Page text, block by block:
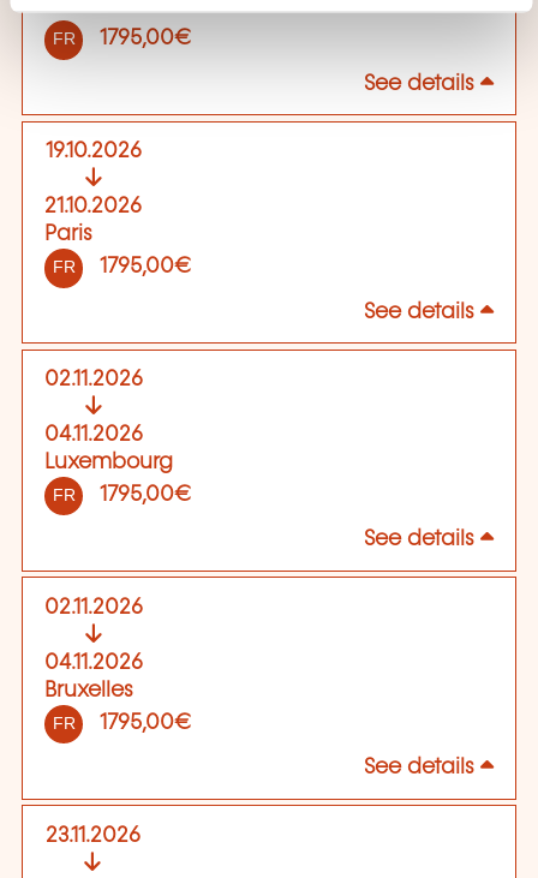
FR 1795,00€
See details
19.10.2026
21.10.2026
Paris
FR 1795,00€
See details
02.11.2026
04.11.2026
Luxembourg
FR 1795,00€
See details
02.11.2026
04.11.2026
Bruxelles
FR 1795,00€
See details
23.11.2026